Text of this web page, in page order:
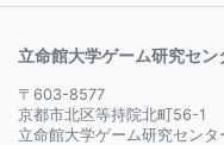
立命館大学ゲーム研究セン
〒603-8577
京都市北区等持院北町56-1
立命館大学ゲーム研究センタ